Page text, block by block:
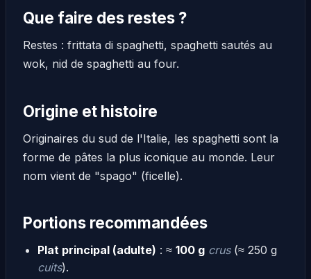
Que faire des restes ?
Restes : frittata di spaghetti, spaghetti sautés au
wok, nid de spaghetti au four.
Origine et histoire
Originaires du sud de l'Italie, les spaghetti sont la
forme de pâtes la plus iconique au monde. Leur
nom vient de "spago" (ficelle).
Portions recommandées
Plat principal (adulte) : ≈ 100 g crus(≈ 250 g
cuits).